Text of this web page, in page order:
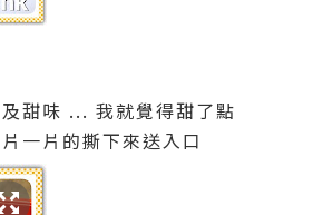
甜味 ... 我就覺得甜了點
一片的撕下來送入口